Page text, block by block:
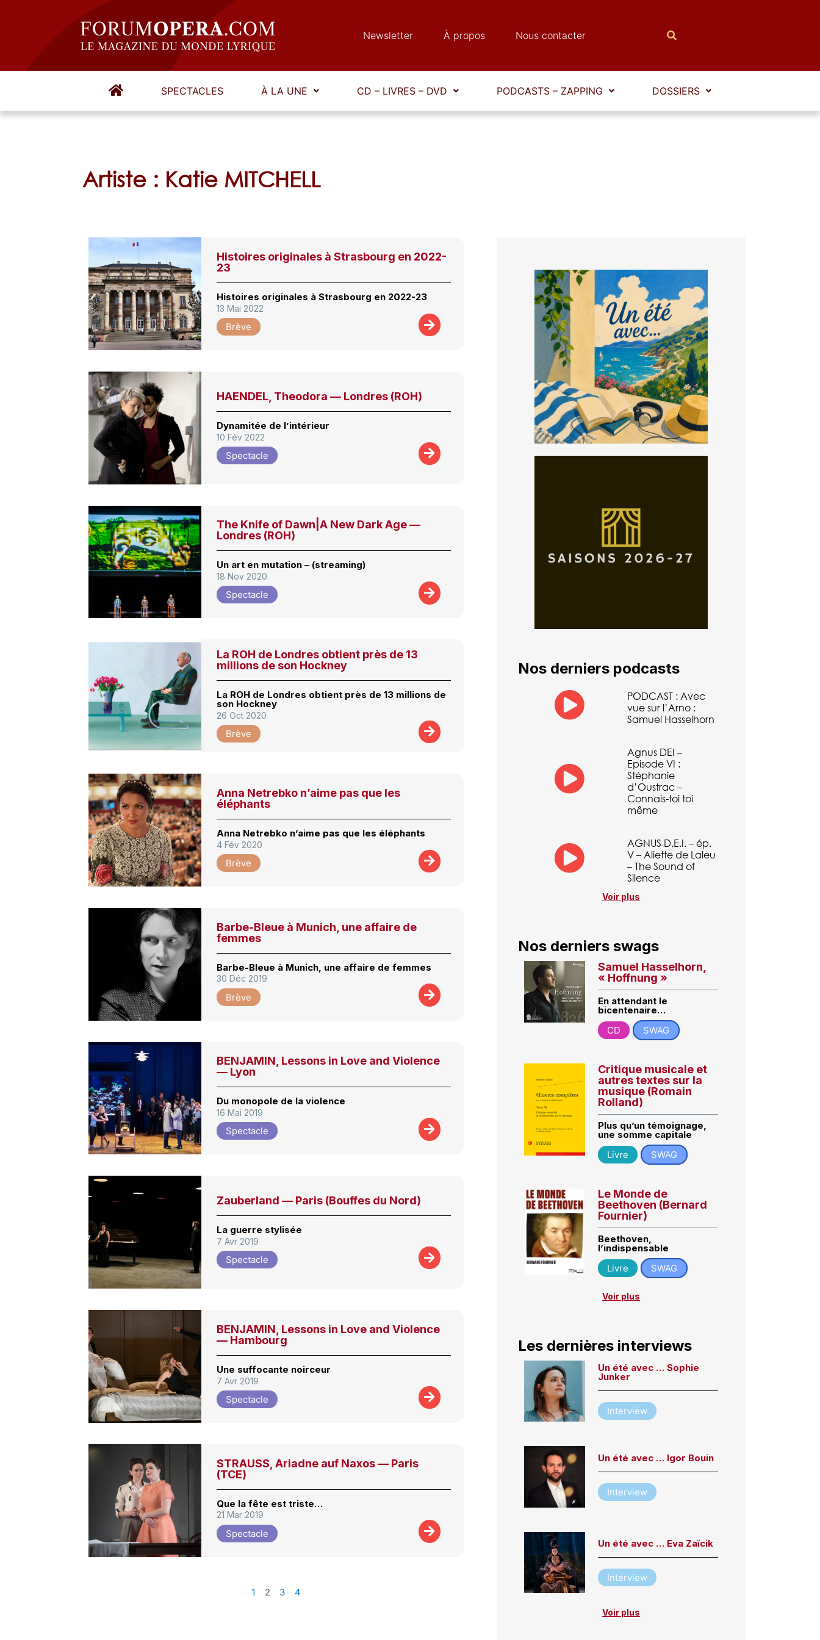
Newsletter À propos Nous contacter
SPECTACLES À LA UNE CD – LIVRES – DVD PODCASTS – ZAPPING DOSSIERS
Artiste : Katie MITCHELL
Histoires originales à Strasbourg en 2022-
23
Histoires originales à Strasbourg en 2022-23
13 Mai 2022
Brève
HAENDEL, Theodora — Londres (ROH)
Dynamitée de l’intérieur
10 Fév 2022
Spectacle
The Knife of Dawn|A New Dark Age —
Londres (ROH)
Un art en mutation – (streaming)
18 Nov 2020
Spectacle
La ROH de Londres obtient près de 13
millions de son Hockney
La ROH de Londres obtient près de 13 millions de
son Hockney
26 Oct 2020
Brève
Anna Netrebko n’aime pas que les
éléphants
Anna Netrebko n’aime pas que les éléphants
4 Fév 2020
Brève
Barbe-Bleue à Munich, une affaire de
femmes
Barbe-Bleue à Munich, une affaire de femmes
30 Déc 2019
Brève
BENJAMIN, Lessons in Love and Violence
— Lyon
Du monopole de la violence
16 Mai 2019
Spectacle
Zauberland — Paris (Bouffes du Nord)
La guerre stylisée
7 Avr 2019
Spectacle
BENJAMIN, Lessons in Love and Violence
— Hambourg
Une suffocante noirceur
7 Avr 2019
Spectacle
STRAUSS, Ariadne auf Naxos — Paris
(TCE)
Que la fête est triste…
21 Mar 2019
Spectacle
1 2 3 4
Nos derniers podcasts
PODCAST : Avec
vue sur l’Arno :
Samuel Hasselhorn
Agnus DEI –
Episode VI :
Stéphanie
d’Oustrac –
Connais-toi toi
même
AGNUS D.E.I. – ép.
V – Aliette de Laleu
– The Sound of
Silence
Voir plus
Nos derniers swags
Samuel Hasselhorn,
« Hoffnung »
En attendant le
bicentenaire…
CD
SWAG
Critique musicale et
autres textes sur la
musique (Romain
Rolland)
Plus qu’un témoignage,
une somme capitale
Livre
SWAG
Le Monde de
Beethoven (Bernard
Fournier)
Beethoven,
l’indispensable
Livre
SWAG
Voir plus
Les dernières interviews
Un été avec … Sophie
Junker
Interview
Un été avec … Igor Bouin
Interview
Un été avec … Eva Zaïcik
Interview
Voir plus